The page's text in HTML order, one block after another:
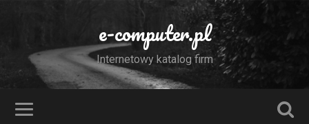
e-computer.pl
Internetowy katalog firm